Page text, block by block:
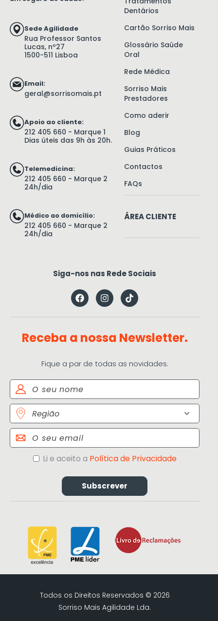
Sede Agilidade
Rua Professor Santos
Lucas, nº27
1500-511 Lisboa
Email:
geral@sorrisomais.pt
Apoio ao cliente:
212 405 660 - Marque 1
Dias úteis das 9h às 20h.
Telemedicina:
212 405 660 - Marque 2
24h/dia
Médico ao domicílio:
212 405 660 - Marque 2
24h/dia
Dentários
Cartão Sorriso Mais
Glossário Saúde
Oral
Rede Médica
Sorriso Mais
Prestadores
Como aderir
Blog
Guias Práticos
Contactos
FAQs
ÁREA CLIENTE
Siga-nos nas Rede Sociais
Receba a nossa Newsletter.
Fique a par de todas as novidades.
Nome
Região
Email
Política
Li e aceito a Política de Privacidade
Todos os Direitos Reservados © 2026
Sorriso Mais Agilidade Lda.